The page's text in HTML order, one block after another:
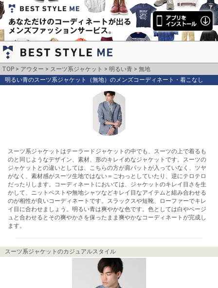
TOP アウター スーツ系ジャケット 明るい青
無地
明るい青のスーツ系ジャケット（無地）のメンズコーディネート・着こなし
スーツ系ジャケットはテーラードジャケットの中でも、スーツの上で着るも
のと同じようなデザイン、素材、形のキレイめなジャケットです。スーツの
ジャケットとの違いとしては、こちらの方が肩パットが入っていなく、ツヤ
がなく、素材感がスーツ生地ではない＝ごわっとしていたり、逆にテロテロ
だったりします。コーディネートにおいては、ジャケットのキレイ目さを生
かして、ニットベストや無地シャツなどキレイ目なアイテムと組み合わせる
のが相性が良いコーディネートです。スラックスや短靴、ローファーでキレ
イ目に合わせましょう。明るい青は爽やかな色です。色としては白やベージ
ュと合わせるとその爽やかさを保ったまま爽やかなコーディネートが完成し
ます。
スーツ系ジャケットのカジュアルスタイル